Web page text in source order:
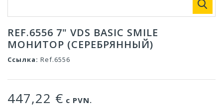
REF.6556 7" VDS BASIC SMILE
МОНИТОР (СЕРЕБРЯННЫЙ)
Ссылка: Ref.6556
447,22 € с PVN.